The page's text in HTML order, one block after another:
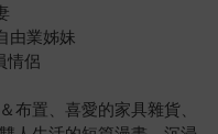
由業姊妹
情侶
布置、喜愛的家具雜貨、